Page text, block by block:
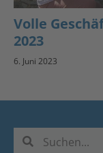
Volle
2023
6. Juni 2023